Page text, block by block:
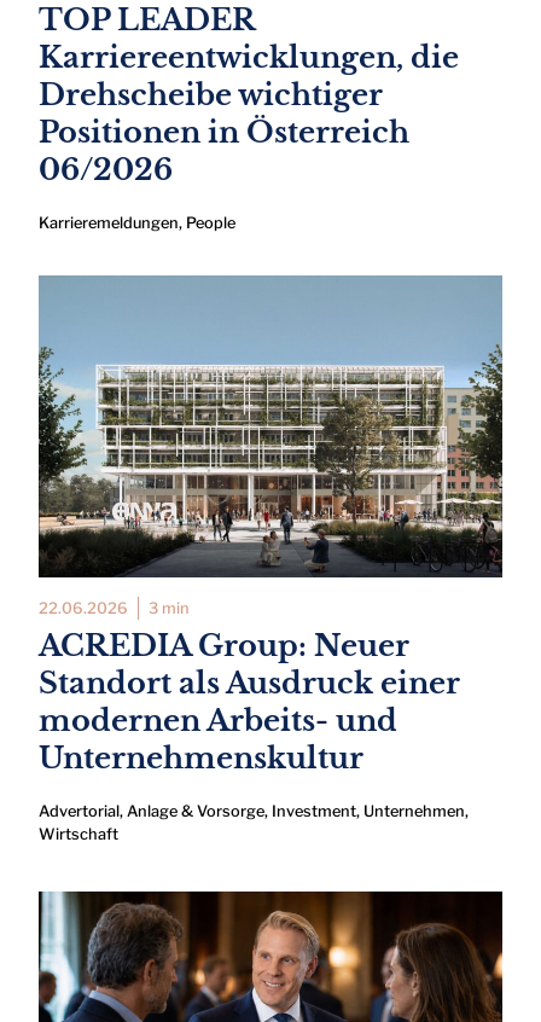
TOP LEADER
Karriereentwicklungen, die
Drehscheibe wichtiger
Positionen in Österreich
06/2026
Karrieremeldungen, People
22.06.2026 3 min
ACREDIA Group: Neuer
Standort als Ausdruck einer
modernen Arbeits- und
Unternehmenskultur
Advertorial, Anlage & Vorsorge, Investment, Unternehmen,
Wirtschaft